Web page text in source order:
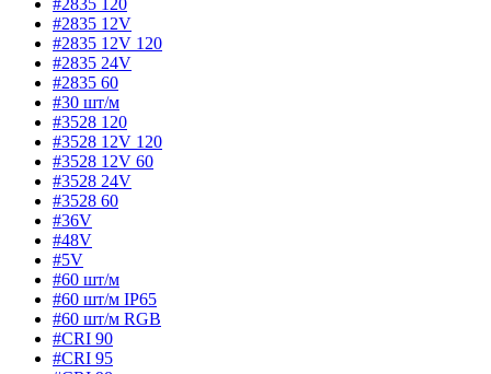
#2835 120
#2835 12V
#2835 12V 120
#2835 24V
#2835 60
#30 шт/м
#3528 120
#3528 12V 120
#3528 12V 60
#3528 24V
#3528 60
#36V
#48V
#5V
#60 шт/м
#60 шт/м IP65
#60 шт/м RGB
#CRI 90
#CRI 95